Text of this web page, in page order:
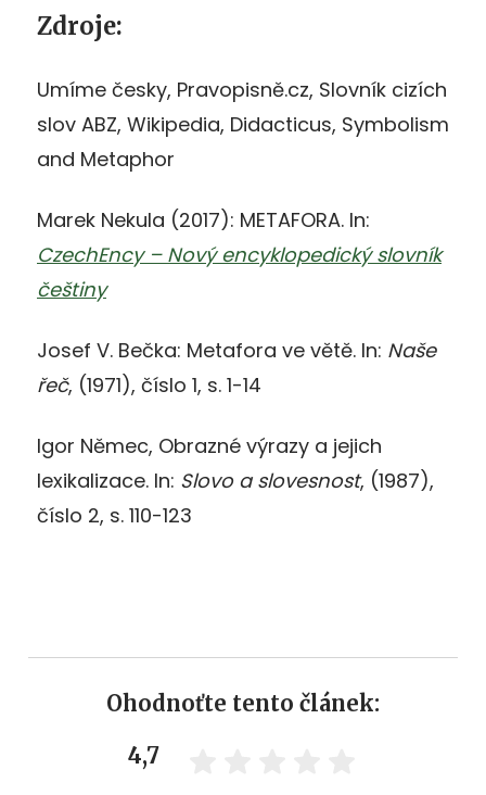
Zdroje:
Umíme česky, Pravopisně.cz, Slovník cizích
slov ABZ, Wikipedia, Didacticus, Symbolism
and Metaphor
Marek Nekula (2017): METAFORA. In:
CzechEncy – Nový encyklopedický slovník
češtiny
Josef V. Bečka: Metafora ve větě. In: Naše
řeč, (1971), číslo 1, s. 1-14
Igor Němec, Obrazné výrazy a jejich
lexikalizace. In: Slovo a slovesnost, (1987),
číslo 2, s. 110-123
Ohodnoťte tento článek:
4,7